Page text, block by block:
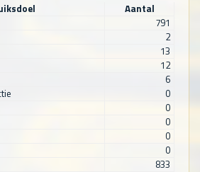
Aantal
791
2
13
12
6
0
0
0
0
0
833